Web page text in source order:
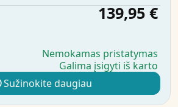
139,95 €
Nemokamas pristatymas
Galima įsigyti iš karto
Sužinokite daugiau